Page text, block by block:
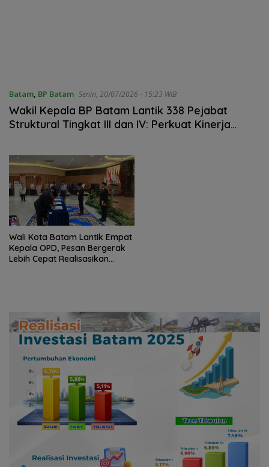
Batam, BP Batam Senin, 20/07/2026 - 15:23 WIB
Wakil Kepala BP Batam Lantik 338 Pejabat
Struktural Tingkat III dan IV: Perkuat Kinerja
Publik
Wali Kota Batam Lantik Empat
Kepala OPD, Pesan Bergerak
Lebih Cepat Realisasikan